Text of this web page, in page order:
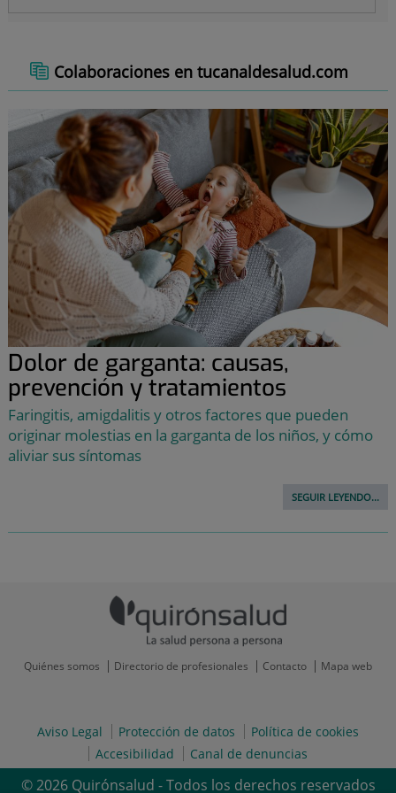
Colaboraciones en tucanaldesalud.com
Dolor de garganta: causas,
prevención y tratamientos
Faringitis, amigdalitis y otros factores que pueden
originar molestias en la garganta de los niños, y cómo
aliviar sus síntomas
SEGUIR LEYENDO...
Quiénes somos Directorio de profesionales Contacto Mapa web
Aviso Legal Protección de datos
Política de cookies
Accesibilidad
Canal de denuncias
© 2026 Quirónsalud - Todos los derechos reservados